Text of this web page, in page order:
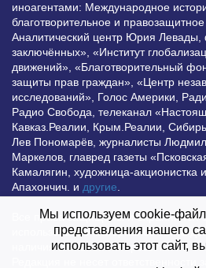
иноагентами: Международное
благотворительное и
Аналитический центр Юрия
заключённых», «Институт
движений», «Благотворительный
защиты прав граждан», «Центр
исследований», Голос Америки,
Радио Свобода, телеканал
Кавказ.Реалии, Крым.Реалии,
Лев Пономарёв, журналисты
Маркелов, главред газеты
Камалягин, художница-акционистка
Апахончич. и другие.
Все права защищены и охраняются
использование материалов сайта
наличия активной гиперссылки на
Редакция не несет ответственности
Мы используем cookie-
представления нашего
использовать этот сайт,